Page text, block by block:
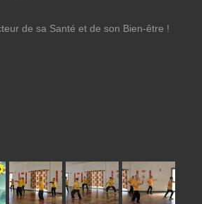
de sa Santé et de son Bien-être !